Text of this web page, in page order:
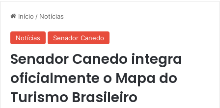
Início / Notícias
Notícias Senador Canedo
Senador Canedo integra
oficialmente o Mapa do
Turismo Brasileiro